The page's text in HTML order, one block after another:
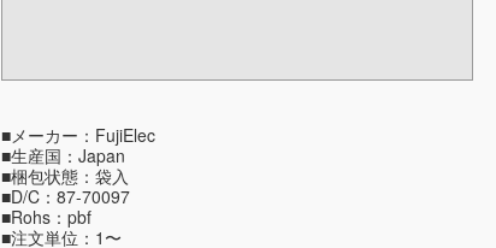
■メーカー：FujiElec
■生産国：Japan
■梱包状態：袋入
■D/C：87-70097
■Rohs：pbf
■注文単位：1〜